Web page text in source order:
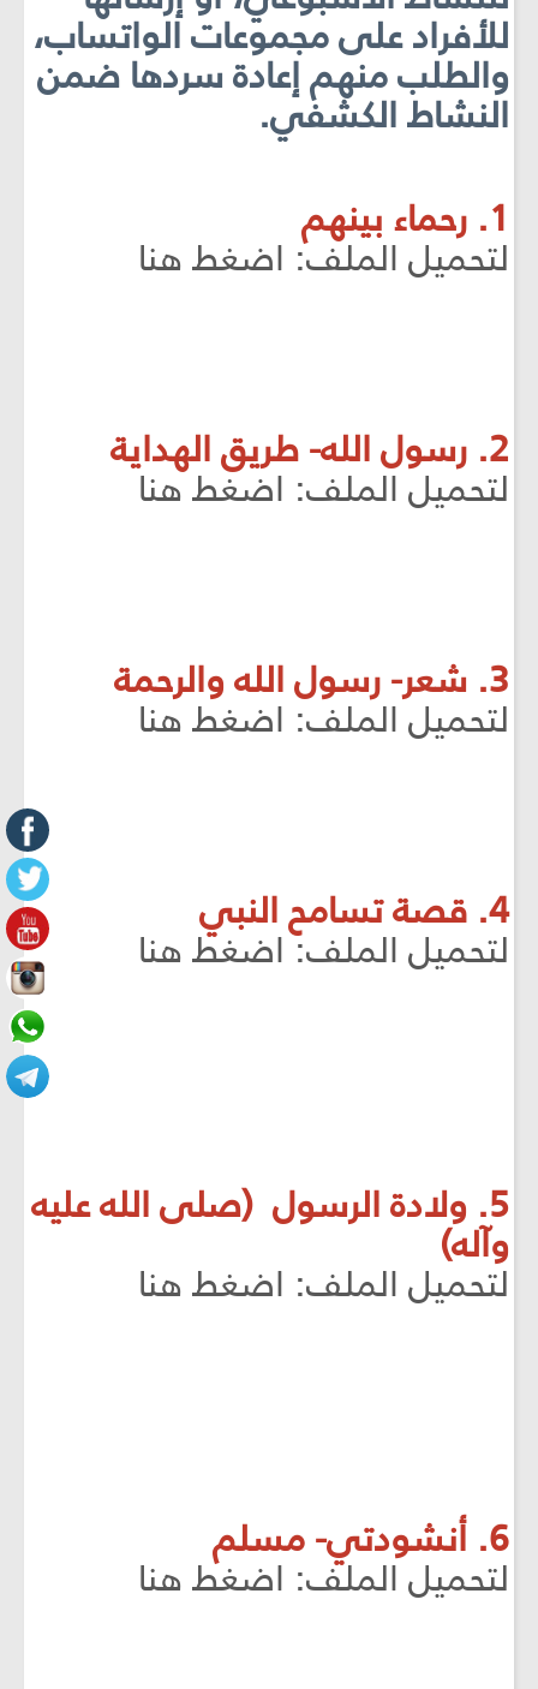
للأفراد على مجموعات الواتساب،
والطلب منهم إعادة سردها ضمن
النشاط الكشفي.
1. رحماء بينهم
لتحميل الملف: اضغط هنا
2. رسول الله- طريق الهداية
لتحميل الملف: اضغط هنا
3. شعر- رسول الله والرحمة
لتحميل الملف: اضغط هنا
4. قصة تسامح النبي
لتحميل الملف: اضغط هنا
5. ولادة الرسول (صلى الله عليه
وآله)
لتحميل الملف: اضغط هنا
6. أنشودتي- مسلم
لتحميل الملف: اضغط هنا